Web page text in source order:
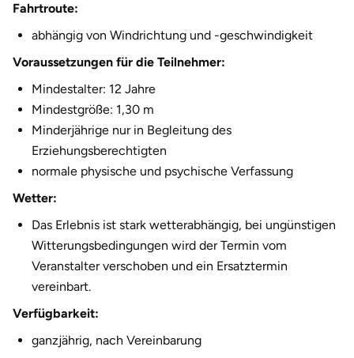
Fahrtroute:
abhängig von Windrichtung und -geschwindigkeit
Voraussetzungen für die Teilnehmer:
Mindestalter: 12 Jahre
Mindestgröße: 1,30 m
Minderjährige nur in Begleitung des
Erziehungsberechtigten
normale physische und psychische Verfassung
Wetter:
Das Erlebnis ist stark wetterabhängig, bei ungünstigen
Witterungsbedingungen wird der Termin vom
Veranstalter verschoben und ein Ersatztermin
vereinbart.
Verfügbarkeit:
ganzjährig, nach Vereinbarung
Hamburg
Hanau
Heidelberg
Heidenheim
Heldburg